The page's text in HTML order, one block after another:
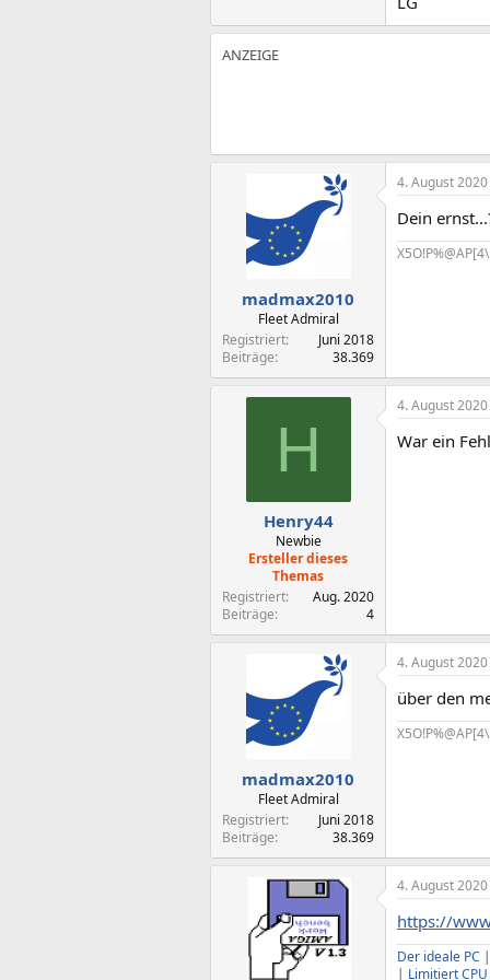
madmax2010
Fleet Admiral
Registriert
Juni 2018
Beiträge
38.369
4. August 2020
Dein
H
Henry44
Newbie
Ersteller dieses
Themas
Registriert
Aug. 2020
Beiträge
4
4. August 2020
War ein
madmax2010
Fleet Admiral
Registriert
Juni 2018
Beiträge
38.369
4. August 2020
über den
4. August 2020
https://
Der ideale PC
| Limitiert CPU